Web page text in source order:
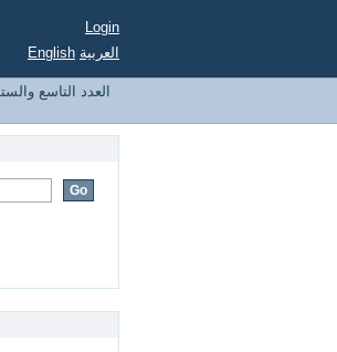
Login
English العربية